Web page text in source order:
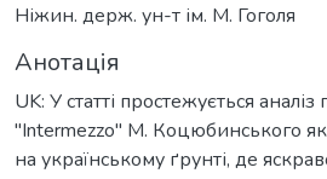
Ніжин. держ. ун-т ім. М. Гоголя
Анотація
UK: У статті простежується
"Intermezzo" М. Коцюбинського як
на українському ґрунті, де